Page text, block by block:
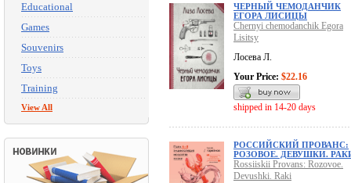
Educational
Games
Souvenirs
Toys
Training
View All
ЧЕРНЫЙ ЧЕМОДАНЧИК
ЕГОРА ЛИСИЦЫ
Chernyi chemodanchik Egora
Lisitsy
Лосева Л.
Your Price: $22.16
shipped in 14-20 days
РОССИЙСКИЙ ПРОВАНС:
РОЗОВОЕ. ДЕВУШКИ.
Rossiiskii Provans: Rozovoe.
Devushki. Raki